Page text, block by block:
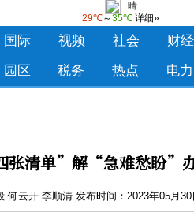
张清单”解“急难愁盼”
何云开 李顺清 发布时间：2023年05月30